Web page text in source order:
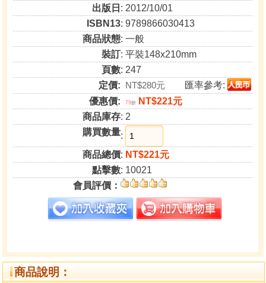
出版日 : 2012/10/01
ISBN13: 9789866030413
商品狀態: 一般
裝訂: 平裝148x210mm
頁數: 247
定價: NT$280元
匯率參考:
優惠價:
79折
NT$221元
商品庫存: 2
購買數量:
商品總價: NT$221元
點擊數: 10021
會員評價：
商品說明：